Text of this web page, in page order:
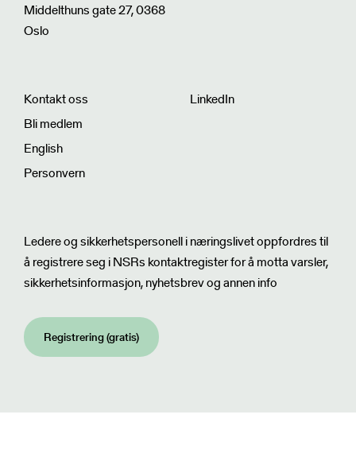
Middelthuns gate 27, 0368
Oslo
Kontakt oss
Bli medlem
English
Personvern
LinkedIn
Nyhetsbrev
Ledere og sikkerhetspersonell i næringslivet oppfordres til
å registrere seg i NSRs kontaktregister for å motta varsler,
sikkerhetsinformasjon, nyhetsbrev og annen info
Registrering (gratis)